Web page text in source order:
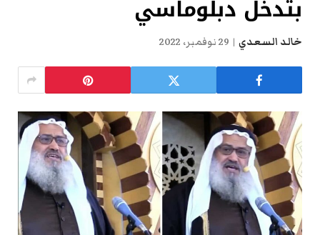
بتدخل دبلوماسي
خالد السعدي 29 نوفمبر، 2022